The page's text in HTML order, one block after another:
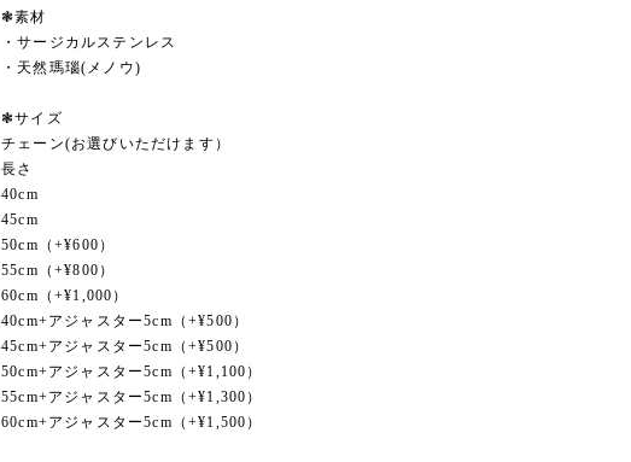
❃素材
・サージカルステンレス
・天然瑪瑙(メノウ)
❃サイズ
チェーン(お選びいただけます）
長さ
40cm
45cm
50cm（+¥600）
55cm（+¥800）
60cm（+¥1,000）
40cm+アジャスター5cm（+¥500）
45cm+アジャスター5cm（+¥500）
50cm+アジャスター5cm（+¥1,100）
55cm+アジャスター5cm（+¥1,300）
60cm+アジャスター5cm（+¥1,500）